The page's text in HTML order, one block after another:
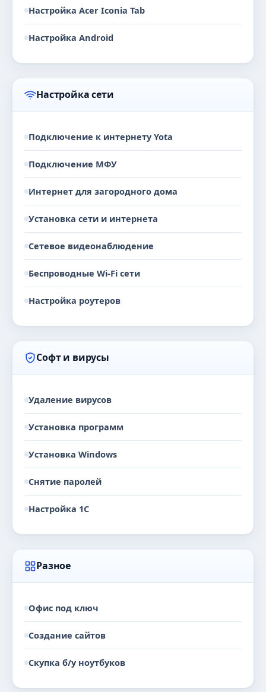
Настройка Acer Iconia Tab
Настройка Android
Настройка сети
Подключение к интернету Yota
Подключение МФУ
Интернет для загородного дома
Установка сети и интернета
Сетевое видеонаблюдение
Беспроводные Wi-Fi сети
Настройка роутеров
Софт и вирусы
Удаление вирусов
Установка программ
Установка Windows
Снятие паролей
Настройка 1С
Разное
Офис под ключ
Создание сайтов
Скупка б/у ноутбуков